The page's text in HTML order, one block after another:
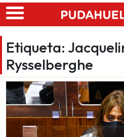
Skip to main content
Etiqueta:
Rysselberghe